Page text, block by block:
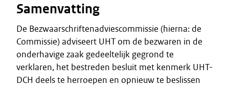
Samenvatting
De Bezwaarschriftenadviescommissie (hierna: de
Commissie) adviseert UHT om de bezwaren in de
onderhavige zaak gedeeltelijk gegrond te
verklaren, het bestreden besluit met kenmerk UHT-
DCH deels te herroepen en opnieuw te beslissen